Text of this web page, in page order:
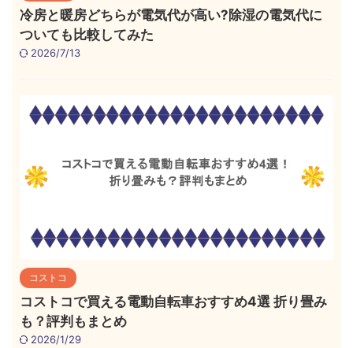
冷房と暖房どちらが電気代が高い?除湿の電気代に
ついても比較してみた
2026/7/13
コストコ
コストコで買える電動自転車おすすめ4選 折り畳み
も？評判もまとめ
2026/1/29